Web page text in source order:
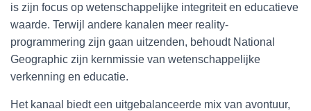
is zijn focus op wetenschappelijke integriteit en educatieve
waarde. Terwijl andere kanalen meer reality-
programmering zijn gaan uitzenden, behoudt National
Geographic zijn kernmissie van wetenschappelijke
verkenning en educatie.
Het kanaal biedt een uitgebalanceerde mix van avontuur,